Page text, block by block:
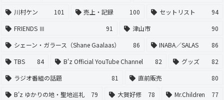
川村ケン
101 売上・記録 100 セットリスト
94
FRIENDS Ⅲ
91 津山市
90
シェーン・ガラース（Shane Gaalaas）
86 INABA／SALAS
86
TBS
84 B'z Official YouTube Channel 82 グッズ
82
ラジオ番組の話題
81 直前販売
80
B'z ゆかりの地・聖地巡礼
79 大賀好修 78 Mr.Children
77